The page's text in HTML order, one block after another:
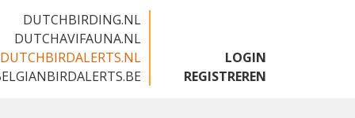
DUTCHBIRDING.NL
DUTCHAVIFAUNA.NL
DUTCHBIRDALERTS.NL
LOGIN
REGISTREREN